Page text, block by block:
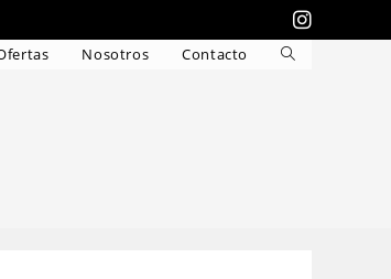
Nosotros Contacto
Alternar